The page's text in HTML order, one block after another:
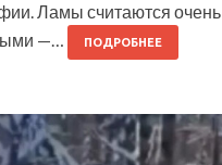
Ламы считаются очень
—…
ПОДРОБНЕЕ